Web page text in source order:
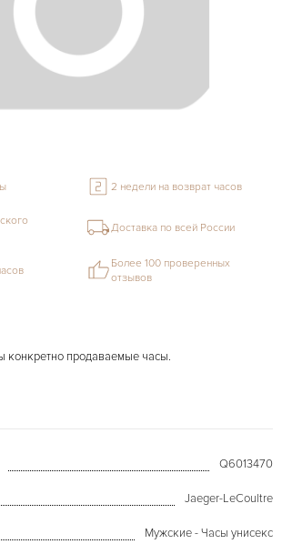
конкретно продаваемые часы.
Q6013470
Jaeger-LeCoultre
Мужские - Часы унисекс
2 недели на возврат часов
Доставка по всей России
Более 100 проверенных
отзывов